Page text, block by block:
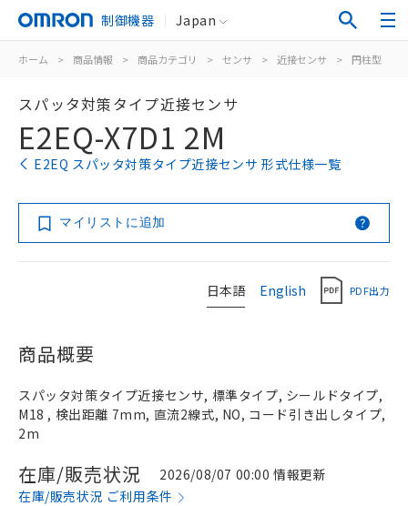
制御機器 Japan
ホーム > 商品情報 > 商品カテゴリ > センサ > 近接センサ > 円柱型
スパッタ対策タイプ近接センサ
E2EQ-X7D1 2M
E2EQ スパッタ対策タイプ近接センサ 形式仕様一覧
マイリストに追加
日本語 English PDF出力
商品概要
スパッタ対策タイプ近接センサ, 標準タイプ, シールドタイプ,
M18 , 検出距離 7mm, 直流2線式, NO, コード引き出しタイプ,
2m
在庫/販売状況
2026/08/07 00:00 情報更新
在庫/販売状況 ご利用条件